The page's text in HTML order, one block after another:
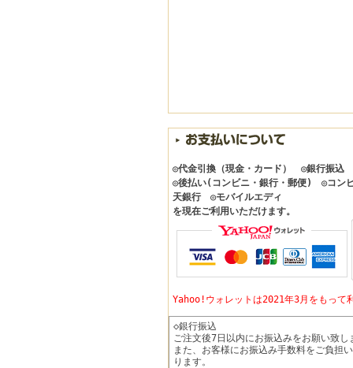
◎代金引換（現金・カード） ◎銀行振
◎後払い(コンビニ・銀行・郵便) ◎コン
天銀行 ◎モバイルエディ
を現在ご利用いただけます。
Yahoo!ウォレットは2021年3月をもって
◇銀行振込
ご注文後7日以内にお振込みをお願い致し
また、お客様にお振込み手数料をご負担
ります。